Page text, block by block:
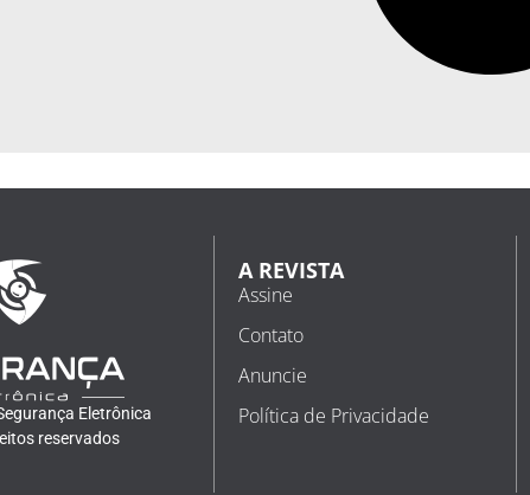
Eletrônica
reservados
A REVISTA
Assine
Contato
Anuncie
Política de Privacidade